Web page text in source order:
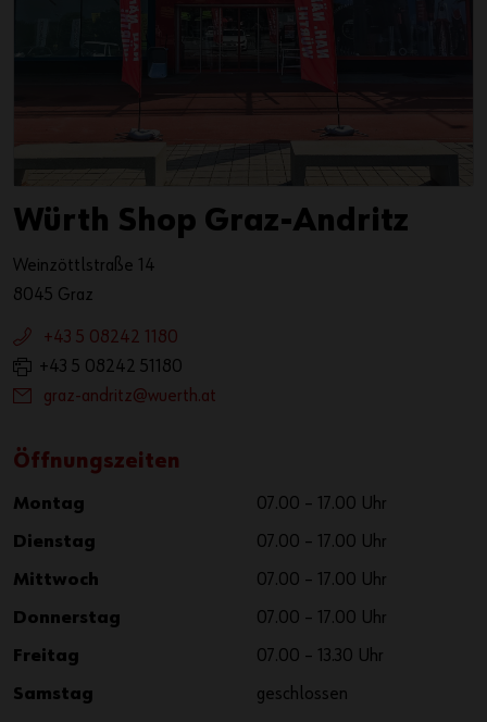
Würth Shop Graz-Andritz
Weinzöttlstraße 14
8045 Graz
+43 5 08242 1180
+43 5 08242 51180
graz-andritz@wuerth.at
Öffnungszeiten
Montag 07.00 – 17.00 Uhr
Dienstag 07.00 – 17.00 Uhr
Mittwoch 07.00 – 17.00 Uhr
Donnerstag 07.00 – 17.00 Uhr
Freitag 07.00 – 13.30 Uhr
Samstag geschlossen